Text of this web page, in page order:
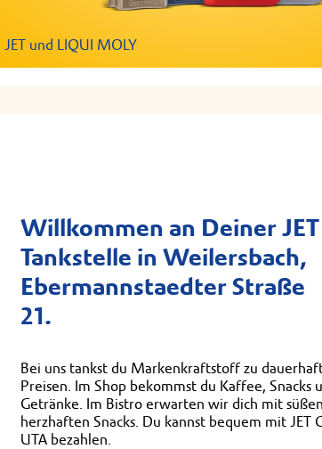
JET und LIQUI MOLY
Willkommen an Deiner JET
Tankstelle in Weilersbach,
Ebermannstaedter Straße
21.
Bei uns tankst du Markenkraftstoff zu
Preisen. Im Shop bekommst du Kaffee, Snacks
Getränke. Im Bistro erwarten wir dich mit
herzhaften Snacks. Du kannst bequem mit JET
UTA bezahlen.